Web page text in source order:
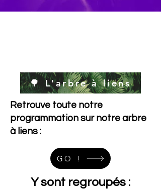
🌳 L'arbre à liens
Retrouve toute notre
programmation sur notre arbre
à liens :
GO !
Y sont regroupés :